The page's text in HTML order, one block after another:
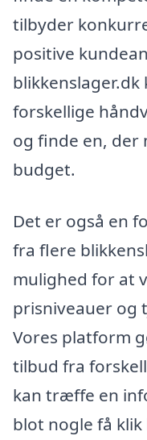
tilbyder
positive
blikkenslager.dk
forskellige
og finde en, der
budget.
Det er også en
fra flere
mulighed for at
prisniveauer og
Vores platform
tilbud fra
kan træffe en
blot nogle få